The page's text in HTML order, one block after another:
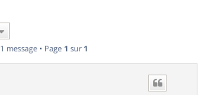
1 message • Page 1 sur 1